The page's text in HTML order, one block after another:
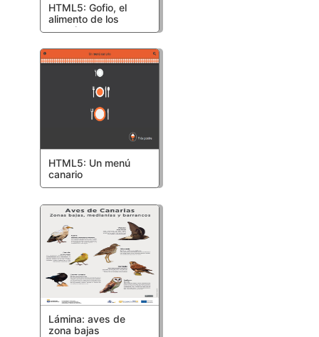
HTML5: Gofio, el
alimento de los
canarios
HTML5: Un menú
canario
Lámina: aves de
zona bajas